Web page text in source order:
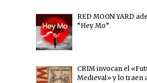
RED MOON YARD
“Hey Mo”
CRIM invocan el
Medieval» y lo traen